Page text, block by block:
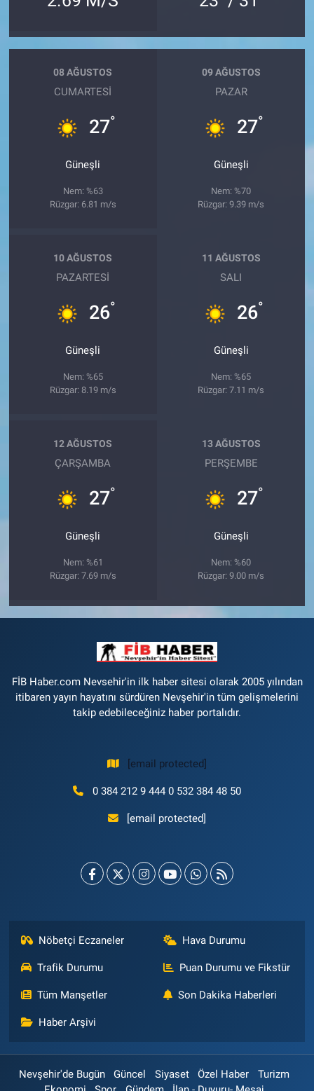
08 AĞUSTOS
CUMARTESI
27°
Güneşli
Nem: %63
Rüzgar: 6.81 m/s
09 AĞUSTOS
PAZAR
27°
Güneşli
Nem: %70
Rüzgar: 9.39 m/s
10 AĞUSTOS
PAZARTESI
26°
Güneşli
Nem: %65
Rüzgar: 8.19 m/s
11 AĞUSTOS
SALI
26°
Güneşli
Nem: %65
Rüzgar: 7.11 m/s
12 AĞUSTOS
ÇARŞAMBA
27°
Güneşli
Nem: %61
Rüzgar: 7.69 m/s
13 AĞUSTOS
PERŞEMBE
27°
Güneşli
Nem: %60
Rüzgar: 9.00 m/s
FİB Haber.com Nevsehir'in ilk haber sitesi olarak 2005 yılından
itibaren yayın hayatını sürdüren Nevşehir'in tüm gelişmelerini
takip edebileceğiniz haber portalıdır.
[email protected]
0 384 212 9 444 0 532 384 48 50
[email protected]
Nöbetçi Eczaneler Hava Durumu
Trafik Durumu Puan Durumu ve Fikstür
Tüm Manşetler Son Dakika Haberleri
Haber Arşivi
Nevşehir'de Bugün Güncel Siyaset Özel Haber
Turizm